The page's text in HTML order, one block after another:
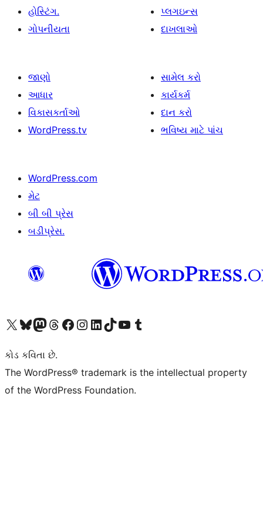
હોસ્ટિંગ.
ગોપનીયતા
પ્લગઇન્સ
દાખલાઓ
જાણો
આધાર
વિકાસકર્તાઓ
WordPress.tv
સામેલ કરો
કાર્યકર્મ
દાન કરો
ભવિષ્ય માટે પાંચ
WordPress.com
મેટ
બી બી પ્રેસ
બડીપ્રેસ.
અમારા X (અગાઉ ટ્વિટર) એકાઉન્ટની મુલાકાત લોઅમારા Bluesky એકાઉન્ટની મુલાકાત લોઅમારા માસ્ટોડોન એકાઉન્ટની મુલાકાત લોઅમારા Threads એકાઉન્ટની મુલાકાત લો અમારા ફેસબુક પેજની મુલાકાત લોઅમારા ઇન્સ્ટાગ્રામ એકાઉન્ટની મુલાકાત લો અમારા LinkedIn એકાઉન્ટની મુલાકાત લોઅમારા TikTok એકાઉન્ટની મુલાકાત લોઅમારી YouTube ચેનલની મુલાકાત લો અમારા Tumblr એકાઉન્ટની મુલાકાત લો
કોડ કવિતા છે.
The WordPress® trademark is the intellectual property
of the WordPress Foundation.